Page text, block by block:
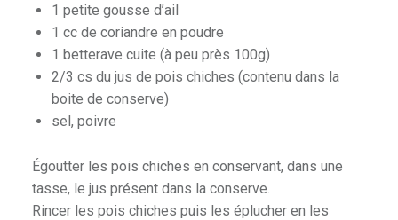
1 petite gousse d’ail
1 cc de coriandre en poudre
1 betterave cuite (à peu près 100g)
2/3 cs du jus de pois chiches (contenu dans la
boite de conserve)
sel, poivre
Égoutter les pois chiches en conservant, dans une
tasse, le jus présent dans la conserve.
Rincer les pois chiches puis les éplucher en les